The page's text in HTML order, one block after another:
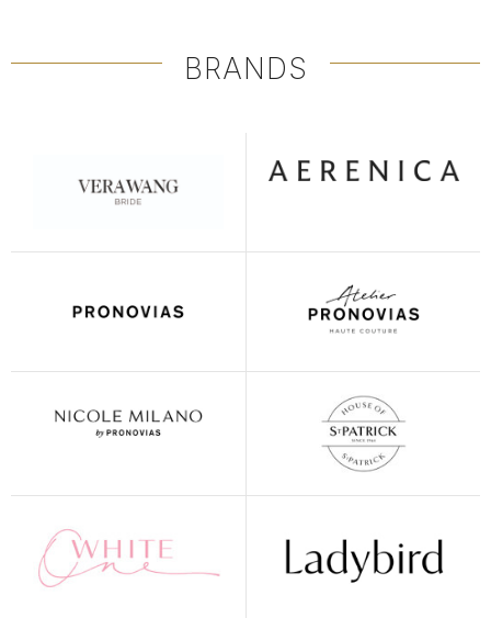
BRANDS